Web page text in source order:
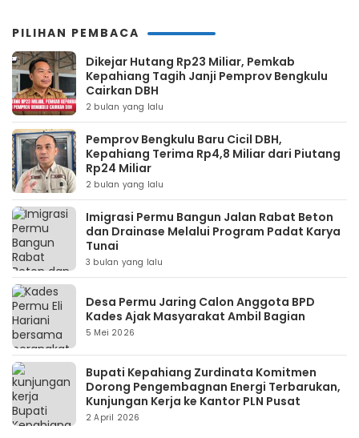
PILIHAN PEMBACA
Dikejar Hutang Rp23 Miliar, Pemkab
Kepahiang Tagih Janji Pemprov Bengkulu
Cairkan DBH
2 bulan yang lalu
Pemprov Bengkulu Baru Cicil DBH,
Kepahiang Terima Rp4,8 Miliar dari Piutang
Rp24 Miliar
2 bulan yang lalu
Imigrasi Permu Bangun Jalan Rabat Beton
dan Drainase Melalui Program Padat Karya
Tunai
3 bulan yang lalu
Desa Permu Jaring Calon Anggota BPD
Kades Ajak Masyarakat Ambil Bagian
5 Mei 2026
Bupati Kepahiang Zurdinata Komitmen
Dorong Pengembagnan Energi Terbarukan,
Kunjungan Kerja ke Kantor PLN Pusat
2 April 2026